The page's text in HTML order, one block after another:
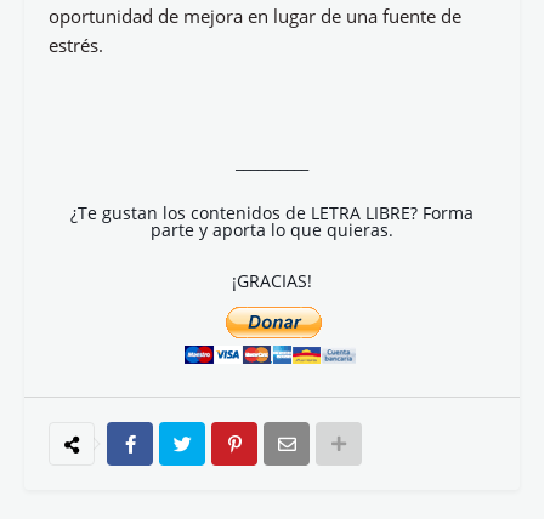
oportunidad de mejora en lugar de una fuente de
estrés.
¿Te gustan los contenidos de LETRA LIBRE? Forma
parte y aporta lo que quieras.
¡GRACIAS!